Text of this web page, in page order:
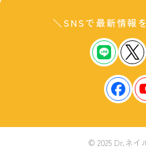
© 2025 Dr.ネイ
＼SNSで最新情報